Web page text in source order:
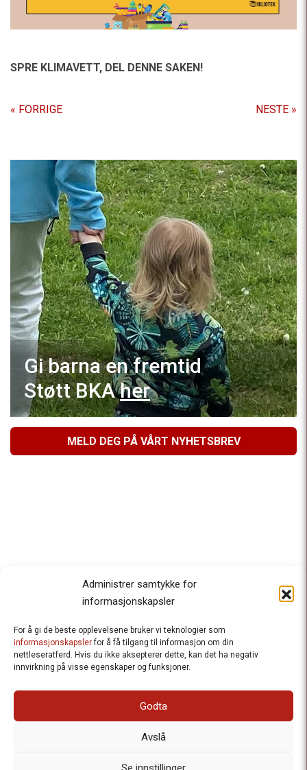
Administrer samtykke for
informasjonskapsler
For å gi de beste opplevelsene bruker vi teknologier som
informasjonskapslerfor å få tilgang til informasjon om din
nettleseratferd. Hvis du ikke aksepterer dette, kan det ha negativ
innvirkning på visse egenskaper og funksjoner.
Godta
Avslå
SPRE KLIMAVETT, DEL DENNE SAKEN!
« FORRIGE NESTE »
Gi barna en fremtid
Støtt BKAher
MELD DEG PÅ VÅRT NYHETSBREV
Besteforeldrenes klimaaksjon
Ansvarlig redaktør
: Halfdan Wiik |
: Postboks 1231 Vika, 0110 Oslo.
Organisasjonsnummer